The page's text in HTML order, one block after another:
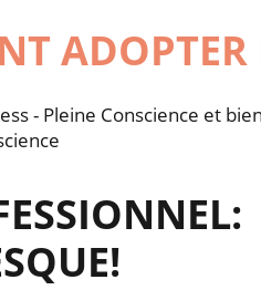
ADOPTER
- Pleine Conscience et